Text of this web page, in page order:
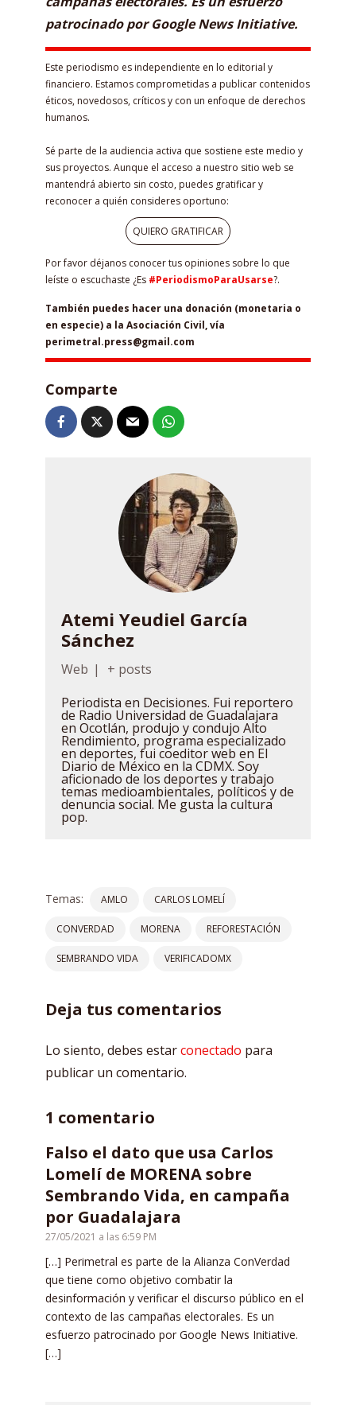
patrocinado por Google News Initiative.
Este periodismo es independiente en lo editorial y
financiero. Estamos comprometidas a publicar contenidos
éticos, novedosos, críticos y con un enfoque de derechos
humanos.
Sé parte de la audiencia activa que sostiene este medio y
sus proyectos. Aunque el acceso a nuestro sitio web se
mantendrá abierto sin costo, puedes gratificar y
reconocer a quién consideres oportuno:
QUIERO GRATIFICAR
Por favor déjanos conocer tus opiniones sobre lo que
leíste o escuchaste ¿Es #PeriodismoParaUsarse?.
También puedes hacer una donación (monetaria o
en especie) a la Asociación Civil, vía
perimetral.press@gmail.com
Comparte
Atemi Yeudiel García
Sánchez
Web |
+ posts
Periodista en Decisiones. Fui reportero
de Radio Universidad de Guadalajara
en Ocotlán, produjo y condujo Alto
Rendimiento, programa especializado
en deportes, fui coeditor web en El
Diario de México en la CDMX. Soy
aficionado de los deportes y trabajo
temas medioambientales, políticos y de
denuncia social. Me gusta la cultura
pop.
Temas: AMLO CARLOS LOMELÍ
CONVERDAD MORENA REFORESTACIÓN
SEMBRANDO VIDA VERIFICADOMX
Deja tus comentarios
Lo siento, debes estarconectado para
publicar un comentario.
1 comentario
Falso el dato que usa Carlos
Lomelí de MORENA sobre
Sembrando Vida, en campaña
por Guadalajara
27/05/2021 a las 6:59 PM
[…] Perimetral es parte de la Alianza ConVerdad
que tiene como objetivo combatir la
desinformación y verificar el discurso público en el
contexto de las campañas electorales. Es un
esfuerzo patrocinado por Google News Initiative.
[…]